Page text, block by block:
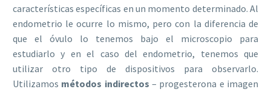
características específicas en un momento determinado. Al
endometrio le ocurre lo mismo, pero con la diferencia de
que el óvulo lo tenemos bajo el microscopio para
estudiarlo y en el caso del endometrio, tenemos que
utilizar otro tipo de dispositivos para observarlo.
Utilizamos métodos indirectos– progesterona e imagen